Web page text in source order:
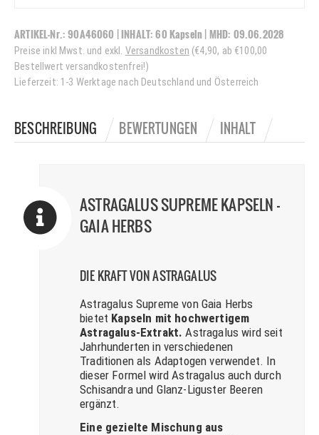
ARTIKEL-Nr.:90A46060 | INHALT:60 Kapseln| MHD: 09.06.2028
Preise inkl Mwst. und exkl. Versandkosten (€4,90, ab €100,00
Bestellwert versandkostenfrei!)
Lieferzeit: 1-3 Werktage nach Deutschland und Österreich
BESCHREIBUNG BEWERTUNGEN INHALT
ASTRAGALUS SUPREME KAPSELN –
GAIA HERBS
DIE KRAFT VON ASTRAGALUS
Astragalus Supreme von Gaia Herbs
bietet Kapseln mit hochwertigem
Astragalus-Extrakt. Astragalus wird seit
Jahrhunderten in verschiedenen
Traditionen als Adaptogen verwendet. In
dieser Formel wird Astragalus auch durch
Schisandra und Glanz-Liguster Beeren
ergänzt.
Eine gezielte Mischung aus